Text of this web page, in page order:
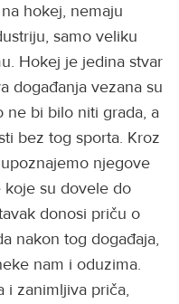
hokej, nemaju
samo veliku
Hokej je jedina stvar
događanja vezana su
ne bi bilo niti grada, a
bez tog sporta. Kroz
njegove
koje su dovele do
donosi priču o
nakon tog događaja,
nam i oduzima.
i zanimljiva priča,